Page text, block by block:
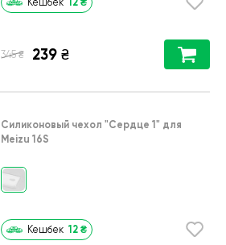
Кешбек
345 ₴ 239 ₴
Силиконовый чехол "Сердце 1" для
Meizu 16S
Кешбек 12 ₴